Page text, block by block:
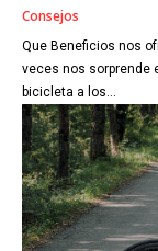
Consejos
Que Beneficios nos
veces nos sorprende
bicicleta a los...